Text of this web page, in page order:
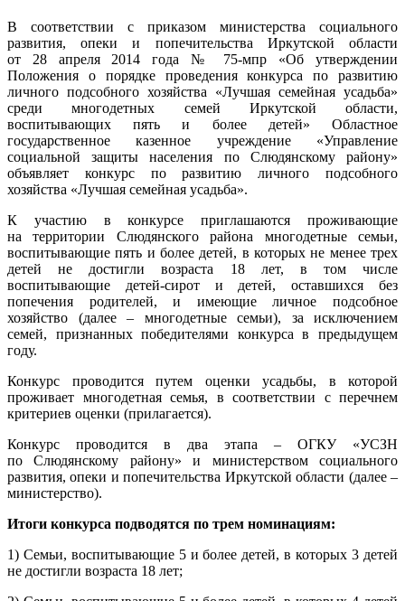
В соответствии с приказом министерства социального
развития, опеки и попечительства Иркутской области
от 28 апреля 2014 года № 75-мпр «Об утверждении
Положения о порядке проведения конкурса по развитию
личного подсобного хозяйства «Лучшая семейная усадьба»
среди многодетных семей Иркутской области,
воспитывающих пять и более детей» Областное
государственное казенное учреждение «Управление
социальной защиты населения по Слюдянскому району»
объявляет конкурс по развитию личного подсобного
хозяйства «Лучшая семейная усадьба».
К участию в конкурсе приглашаются проживающие
на территории Слюдянского района многодетные семьи,
воспитывающие пять и более детей, в которых не менее трех
детей не достигли возраста 18 лет, в том числе
воспитывающие детей-сирот и детей, оставшихся без
попечения родителей, и имеющие личное подсобное
хозяйство (далее – многодетные семьи), за исключением
семей, признанных победителями конкурса в предыдущем
году.
Конкурс проводится путем оценки усадьбы, в которой
проживает многодетная семья, в соответствии с перечнем
критериев оценки (прилагается).
Конкурс проводится в два этапа – ОГКУ «УСЗН
по Слюдянскому району» и министерством социального
развития, опеки и попечительства Иркутской области (далее –
министерство).
Итоги конкурса подводятся по трем номинациям:
1) Семьи, воспитывающие 5 и более детей, в которых 3 детей
не достигли возраста 18 лет;